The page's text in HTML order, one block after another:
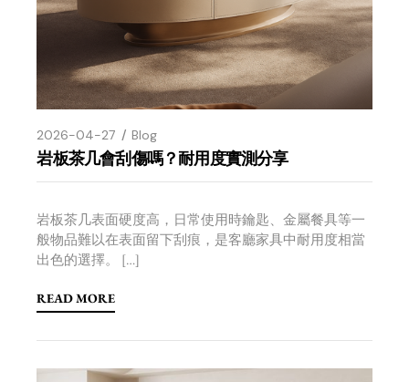
2026-04-27 Blog
岩板茶几會刮傷嗎？耐用度實測分享
岩板茶几表面硬度高，日常使用時鑰匙、金屬餐具等一
般物品難以在表面留下刮痕，是客廳家具中耐用度相當
出色的選擇。 […]
READ MORE